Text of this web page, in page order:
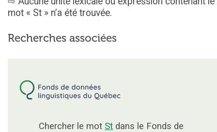
mot « St » n’a été trouvée.
Recherches associées
Chercher le mot St dans le Fonds de